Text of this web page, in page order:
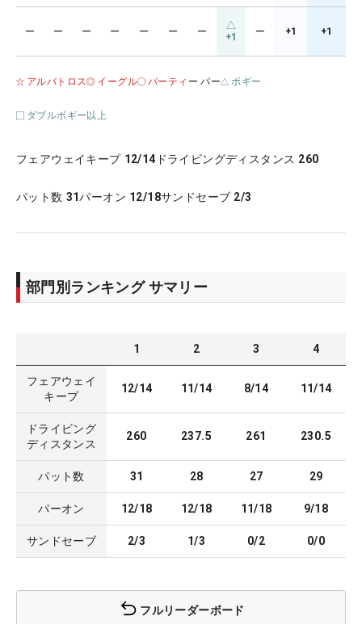
ー ー ー ー ー ー ー +1 ー +1 +1
アルバトロス イーグル バーティ ー パー ボギー
ダブルボギー以上
フェアウェイキープ 12/14 ドライビングディスタンス 260
パット数 31パーオン 12/18サンドセーブ 2/3
部門別ランキング サマリー
1 2 3 4
フェアウェイ
キープ
12/14 11/14 8/14 11/14
ドライビング
ディスタンス
260 237.5 261 230.5
パット数 31 28 27 29
パーオン 12/18 12/18 11/18 9/18
サンドセーブ 2/3 1/3 0/2 0/0
フルリーダーボード